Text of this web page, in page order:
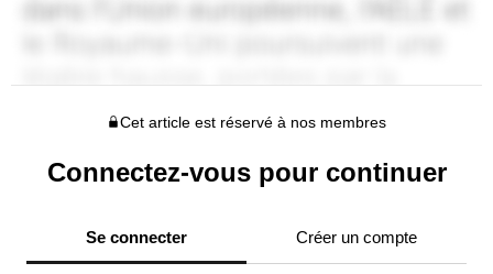
Cet article est réservé à nos membres
Connectez-vous pour continuer
Se connecter Créer un compte